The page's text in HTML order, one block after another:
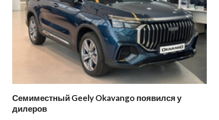
Семиместный Geely Okavango появился у
дилеров